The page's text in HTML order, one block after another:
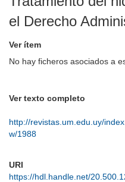
el Derecho
Ver ítem
No hay ficheros asociados a
Ver texto completo
http://revistas.um.edu.uy/
w/1988
URI
https://hdl.handle.net/